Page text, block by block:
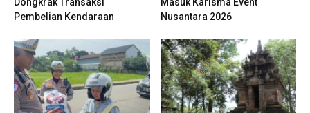
Pembelian Kendaraan
Nusantara 2026